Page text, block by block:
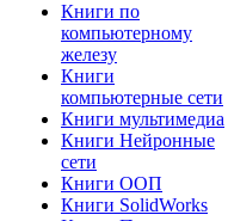
Книги по
компьютерному
железу
Книги
компьютерные сети
Книги мультимедиа
Книги Нейронные
сети
Книги ООП
Книги SolidWorks